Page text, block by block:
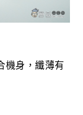
機身，纖薄有